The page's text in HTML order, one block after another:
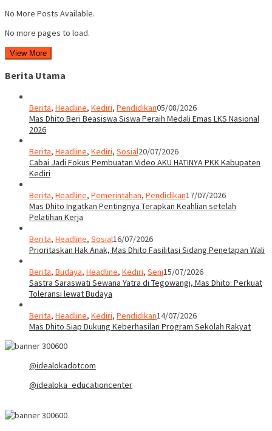
No More Posts Available.
No more pages to load.
View More
Berita Utama
Berita, Headline, Kediri, Pendidikan05/08/2026
Mas Dhito Beri Beasiswa Siswa Peraih Medali Emas LKS Nasional
2026
Berita, Headline, Kediri, Sosial20/07/2026
Cabai Jadi Fokus Pembuatan Video AKU HATINYA PKK Kabupaten
Kediri
Berita, Headline, Pemerintahan, Pendidikan17/07/2026
Mas Dhito Ingatkan Pentingnya Terapkan Keahlian setelah
Pelatihan Kerja
Berita, Headline, Sosial16/07/2026
Prioritaskan Hak Anak, Mas Dhito Fasilitasi Sidang Penetapan Wali
Berita, Budaya, Headline, Kediri, Seni15/07/2026
Sastra Saraswati Sewana Yatra di Tegowangi, Mas Dhito: Perkuat
Toleransi lewat Budaya
Berita, Headline, Kediri, Pendidikan14/07/2026
Mas Dhito Siap Dukung Keberhasilan Program Sekolah Rakyat
@idealokadotcom
@idealoka_educationcenter